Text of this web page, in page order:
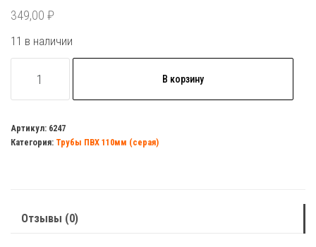
349,00 ₽
11 в наличии
товара
ПВХ
2м
В корзину
Артикул: 6247
Категория: Трубы ПВХ 110мм (серая)
Отзывы (0)